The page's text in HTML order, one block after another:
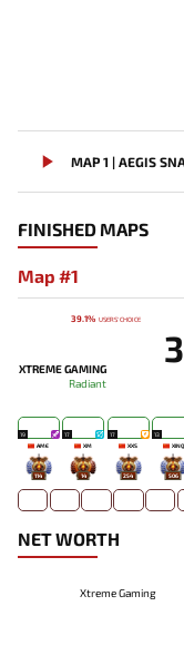
MAP 1 | AEGIS
FINISHED MAPS
Map #1
39.1% USERS' CHOICE
XTREME GAMING
Radiant
3
19
AME
114
17
XM
14
17
XXS
254
13
XINQ
506
NET WORTH
Xtreme Gaming